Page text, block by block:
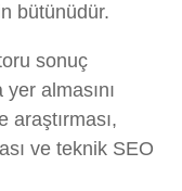
bütünüdür.
sonuç
almasını
araştırması,
ve teknik SEO